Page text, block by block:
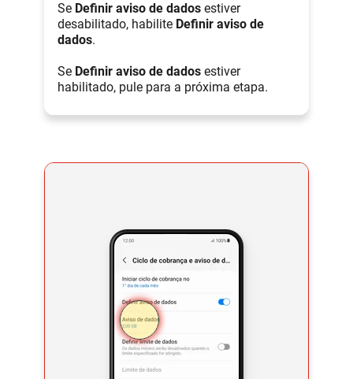
Se Definir aviso de dados estiver
desabilitado, habilite Definir aviso de
dados.
Se Definir aviso de dados estiver
habilitado, pule para a próxima etapa.